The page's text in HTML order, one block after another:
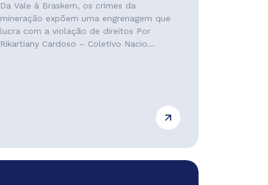
Da Vale à Braskem, os crimes da
mineração expõem uma engrenagem que
lucra com a violação de direitos Por
Rikartiany Cardoso – Coletivo Nacio...